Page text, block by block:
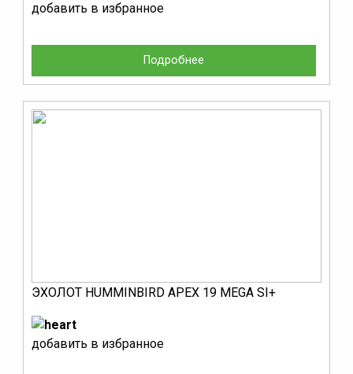
Подробнее
добавить в избранное
ЭХОЛОТ HUMMINBIRD APEX 19 MEGA SI+
добавить в избранное